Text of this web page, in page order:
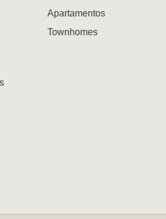
Apartamentos
Townhomes